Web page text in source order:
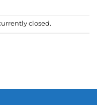
closed.